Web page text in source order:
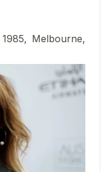
Melbourne,